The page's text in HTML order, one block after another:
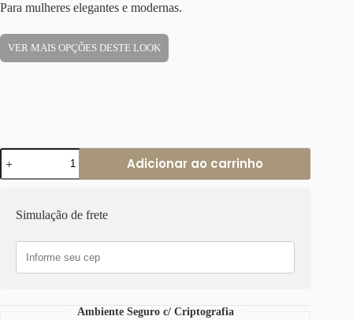
Para mulheres elegantes e modernas.
VER MAIS OPÇÕES DESTE LOOK
Colar
Curto
Dourado
Banho
Retangular
Grande
Adicionar ao carrinho
Simulação de frete
Ambiente Seguro c/ Criptografia